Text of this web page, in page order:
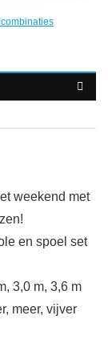
weekend met
en spoel set
3,0 m, 3,6 m
meer, vijver